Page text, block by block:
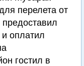
перелета от
оплатил
гостил в